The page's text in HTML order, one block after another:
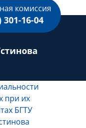
комиссия
301-16-04
Услуги
при их
БГТУ